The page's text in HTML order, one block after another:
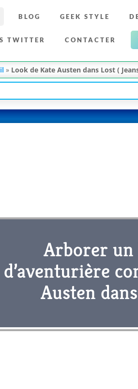
BLOG GEEK STYLE
TWITTER CONTACTER
» Look de Kate Austen dans Lost (
Arborer
d’aventurière
Austen